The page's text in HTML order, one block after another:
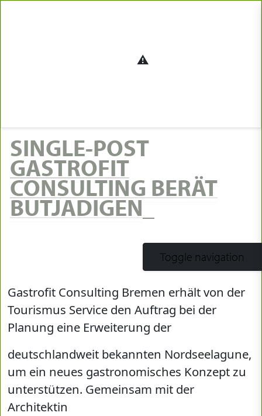
Toggle navigation
SINGLE-POST
GASTROFIT
CONSULTING BERÄT
BUTJADIGEN
Gastrofit Consulting Bremen erhält von der
Tourismus Service den Auftrag bei der
Planung eine Erweiterung der
deutschlandweit bekannten Nordseelagune,
um ein neues gastronomisches Konzept zu
unterstützen. Gemeinsam mit der
Architektin